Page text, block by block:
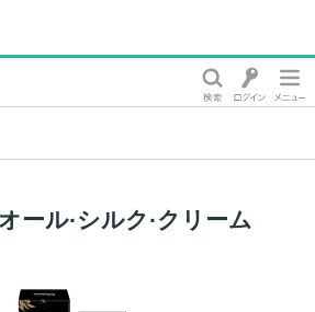
ール·シルク·クリーム